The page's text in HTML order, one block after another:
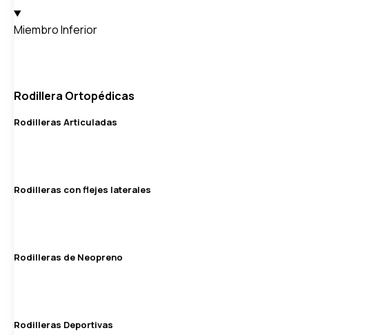
Miembro Inferior
Rodillera Ortopédicas
Rodilleras Articuladas
Rodilleras con flejes laterales
Rodilleras de Neopreno
Rodilleras Deportivas